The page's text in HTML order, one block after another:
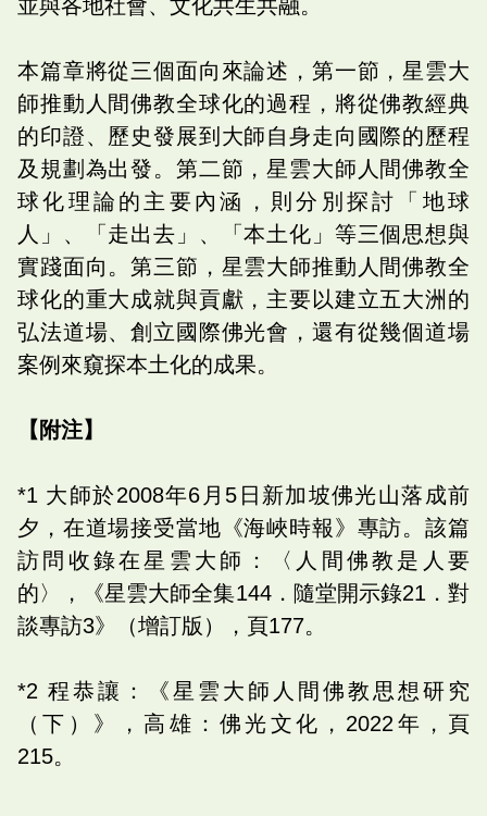
並與各地社會、文化共生共融。
本篇章將從三個面向來論述，第一節，星雲大
師推動人間佛教全球化的過程，將從佛教經典
的印證、歷史發展到大師自身走向國際的歷程
及規劃為出發。第二節，星雲大師人間佛教全
球化理論的主要內涵，則分別探討「地球
人」、「走出去」、「本土化」等三個思想與
實踐面向。第三節，星雲大師推動人間佛教全
球化的重大成就與貢獻，主要以建立五大洲的
弘法道場、創立國際佛光會，還有從幾個道場
案例來窺探本土化的成果。
【附注】
*1 大師於2008年6月5日新加坡佛光山落成前
夕，在道場接受當地《海峽時報》專訪。該篇
訪問收錄在星雲大師：〈人間佛教是人要
的〉，《星雲大師全集144．隨堂開示錄21．對
談專訪3》（增訂版），頁177。
*2 程恭讓：《星雲大師人間佛教思想研究
（下）》，高雄：佛光文化，2022年，頁
215。